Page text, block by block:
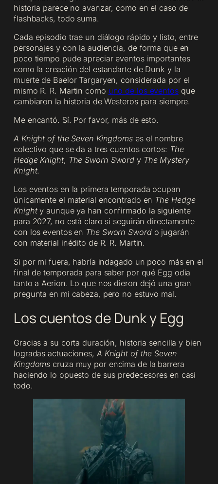
historia parece no avanzar, como en el caso de
flashbacks, todo suma.
Cada episodio trae un diálogo rápido y listo, entre
personajes y con la audiencia, de forma que en
poco tiempo pude apreciar eventos importantes
como la creación del estandarte de Dunk y la
muerte de Baelor Targaryen, considerada por el
mismo R. R. Martin como uno de los eventosque
cambiaron la historia de Westeros para siempre.
Me encantó. Sí. Por favor, más de esto.
A Knight of the Seven Kingdoms es el nombre
colectivo que se da a tres cuentos cortos: The
Hedge Knight, The Sworn Sword y The Mystery
Knight.
Los eventos en la primera temporada ocupan
únicamente el material encontrado en The Hedge
Knighty aunque ya han confirmado la siguiente
para 2027, no está claro si seguirán directamente
con los eventos en The Sworn Swordo jugarán
con material inédito de R. R. Martin.
Si por mi fuera, habría indagado un poco más en el
final de temporada para saber por qué Egg odia
tanto a Aerion. Lo que nos dieron dejó una gran
pregunta en mi cabeza, pero no estuvo mal.
Los cuentos de Dunk y Egg
Gracias a su corta duración, historia sencilla y bien
logradas actuaciones, A Knight of the Seven
Kingdoms cruza muy por encima de la barrera
haciendo lo opuesto de sus predecesores en casi
todo.